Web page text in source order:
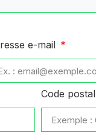
e-mail
Code postal